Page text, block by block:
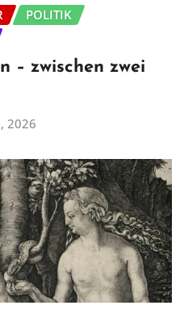
POLITIK
– zwischen zwei
2026